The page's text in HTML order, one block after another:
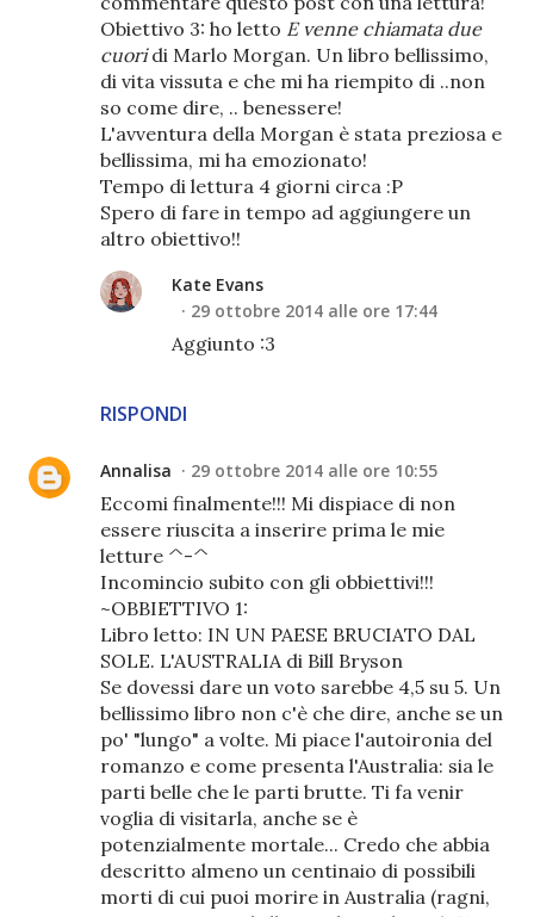
Obiettivo 3: ho letto E venne chiamata due
cuoridi Marlo Morgan. Un libro bellissimo,
di vita vissuta e che mi ha riempito di ..non
so come dire, .. benessere!
L'avventura della Morgan è stata preziosa e
bellissima, mi ha emozionato!
Tempo di lettura 4 giorni circa :P
Spero di fare in tempo ad aggiungere un
altro obiettivo!!
RISPONDI
Kate Evans
29 ottobre 2014 alle ore 17:44
Aggiunto :3
Annalisa 29 ottobre 2014 alle ore 10:55
Eccomi finalmente!!! Mi dispiace di non
essere riuscita a inserire prima le mie
letture ^-^
Incomincio subito con gli obbiettivi!!!
~OBBIETTIVO 1:
Libro letto: IN UN PAESE BRUCIATO DAL
SOLE. L'AUSTRALIA di Bill Bryson
Se dovessi dare un voto sarebbe 4,5 su 5. Un
bellissimo libro non c'è che dire, anche se un
po' "lungo" a volte. Mi piace l'autoironia del
romanzo e come presenta l'Australia: sia le
parti belle che le parti brutte. Ti fa venir
voglia di visitarla, anche se è
potenzialmente mortale... Credo che abbia
descritto almeno un centinaio di possibili
morti di cui puoi morire in Australia (ragni,